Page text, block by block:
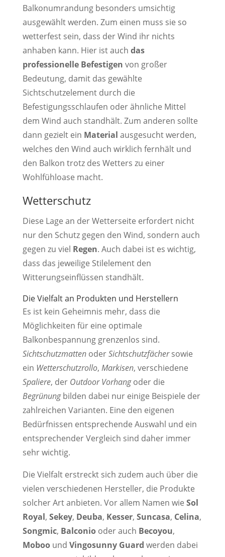
Balkonumrandung besonders umsichtig
ausgewählt werden. Zum einen muss sie so
wetterfest sein, dass der Wind ihr nichts
anhaben kann. Hier ist auch das
professionelle Befestigen von großer
Bedeutung, damit das gewählte
Sichtschutzelement durch die
Befestigungsschlaufen oder ähnliche Mittel
dem Wind auch standhält. Zum anderen sollte
dann gezielt ein Material ausgesucht werden,
welches den Wind auch wirklich fernhält und
den Balkon trotz des Wetters zu einer
Wohlfühloase macht.
Wetterschutz
Diese Lage an der Wetterseite erfordert nicht
nur den Schutz gegen den Wind, sondern auch
gegen zu viel Regen. Auch dabei ist es wichtig,
dass das jeweilige Stilelement den
Witterungseinflüssen standhält.
Die Vielfalt an Produkten und Herstellern
Es ist kein Geheimnis mehr, dass die
Möglichkeiten für eine optimale
Balkonbespannung grenzenlos sind.
SichtschutzmattenoderSichtschutzfächersowie
ein Wetterschutzrollo, Markisen, verschiedene
Spaliere, der Outdoor Vorhangoder die
Begrünungbilden dabei nur einige Beispiele der
zahlreichen Varianten. Eine den eigenen
Bedürfnissen entsprechende Auswahl und ein
entsprechender Vergleich sind daher immer
sehr wichtig.
Die Vielfalt erstreckt sich zudem auch über die
vielen verschiedenen Hersteller, die Produkte
solcher Art anbieten. Vor allem Namen wie Sol
Royal, Sekey, Deuba, Kesser, Suncasa, Celina,
Songmic, Balconiooder auch Becoyou,
Moboound Vingosunny Guard werden dabei